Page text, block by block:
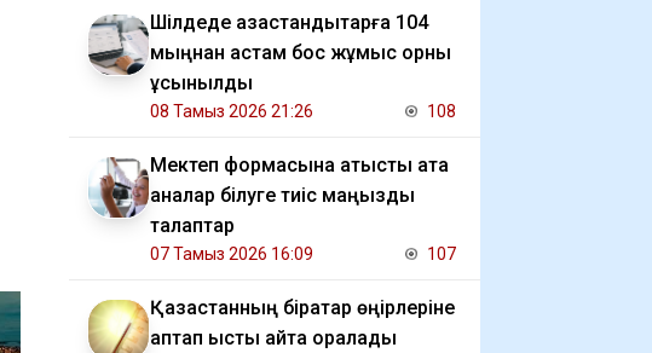
​Шілдеде қазақстандықтарға 104
мыңнан астам бос жұмыс орны
ұсынылды
08 Тамыз 2026 21:26 108
Мектеп формасына қатысты ата
аналар білуге тиіс маңызды
талаптар
07 Тамыз 2026 16:09 107
Қазақстанның бірқатар өңірлеріне
аптап ыстық қайта оралады